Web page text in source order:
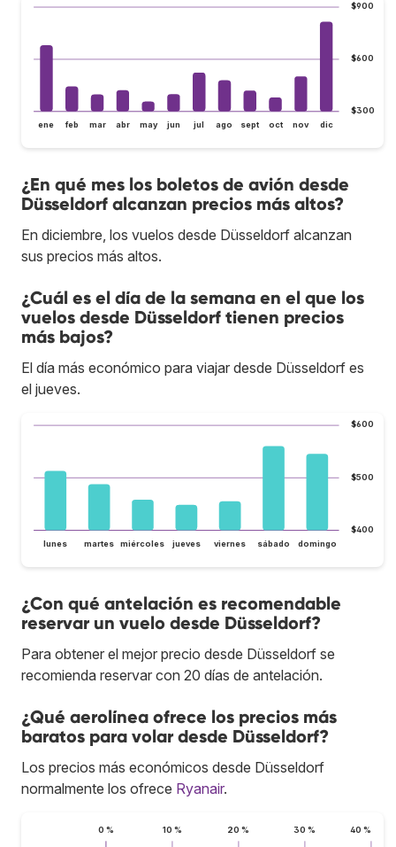
$300
$600
$900
ene feb mar abr may jun jul ago sept oct nov dic
¿En qué mes los boletos de avión desde
Düsseldorf alcanzan precios más altos?
En diciembre, los vuelos desde Düsseldorf alcanzan
sus precios más altos.
¿Cuál es el día de la semana en el que los
vuelos desde Düsseldorf tienen precios
más bajos?
El día más económico para viajar desde Düsseldorf es
el jueves.
$400
$500
$600
lunes martes miércoles jueves viernes sábado domingo
¿Con qué antelación es recomendable
reservar un vuelo desde Düsseldorf?
Para obtener el mejor precio desde Düsseldorf se
recomienda reservar con 20 días de antelación.
¿Qué aerolínea ofrece los precios más
baratos para volar desde Düsseldorf?
Los precios más económicos desde Düsseldorf
normalmente los ofrece Ryanair.
0 % 10 % 20 % 30 % 40 %